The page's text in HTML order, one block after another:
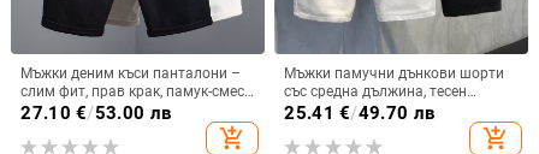
Мъжки деним къси панталони –
слим фит, прав крак, памук-смес,
лято
27.10 €/53.00 лв
add_shopping_cart
Мъжки памучни дънкови шорти
със средна дължина, тесен
силует, прав крак, лято
25.41 €/49.70 лв
add_shopping_cart